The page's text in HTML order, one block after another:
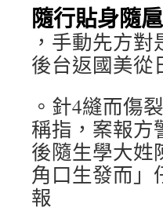
隨行貼身隨扈
，手動先方
後台返國美從
。針4縫而傷
稱指，案報方
後隨生學大姓
角口生發而」
報